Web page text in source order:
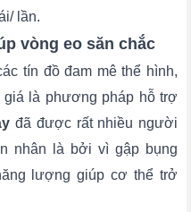
lần.
vòng eo săn chắc
tín đồ đam mê thể hình,
là phương pháp hỗ trợ
đã được rất nhiều người
nhân là bởi vì gập bụng
lượng giúp cơ thể trở